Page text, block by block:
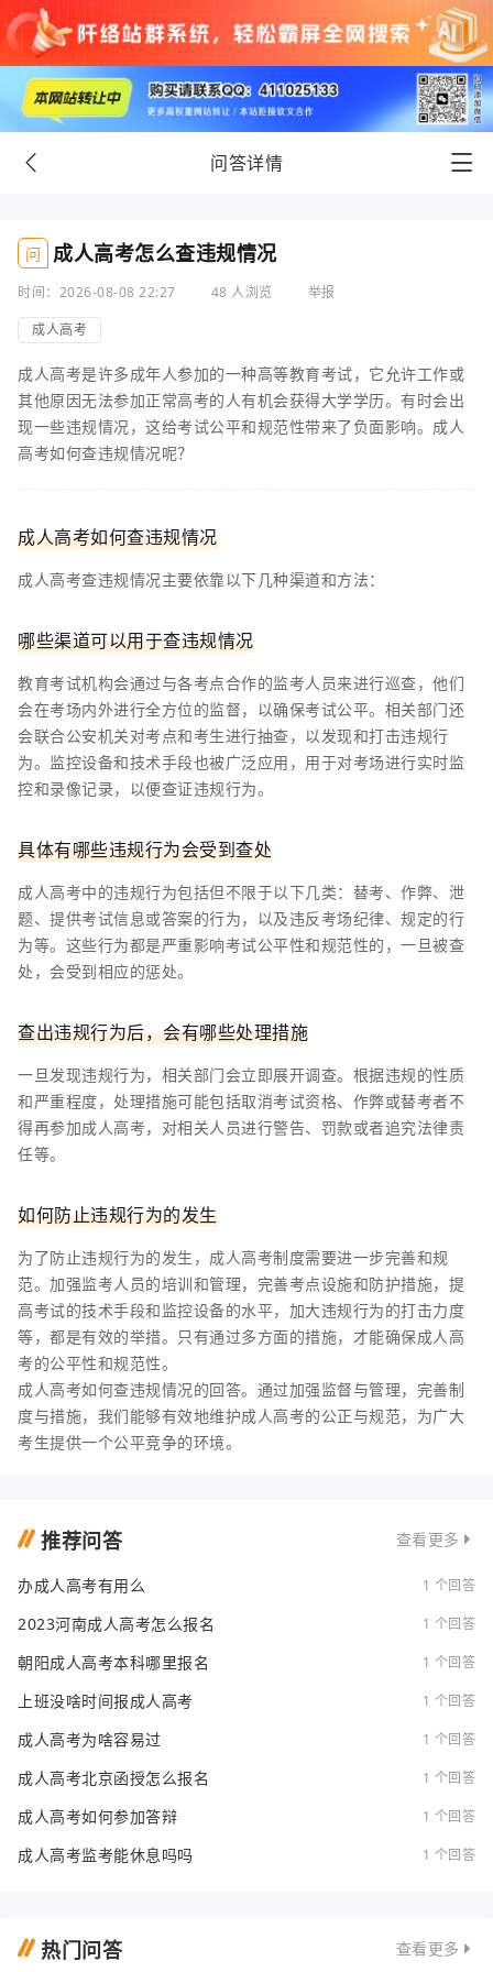
问答详情
问 成人高考怎么查违规情况
时间：2026-08-08 22:27 48 人浏览
举报
成人高考
成人高考是许多成年人参加的一种高等教育考试，它允许工作或
其他原因无法参加正常高考的人有机会获得大学学历。有时会出
现一些违规情况，这给考试公平和规范性带来了负面影响。成人
高考如何查违规情况呢？
成人高考如何查违规情况
成人高考查违规情况主要依靠以下几种渠道和方法：
哪些渠道可以用于查违规情况
教育考试机构会通过与各考点合作的监考人员来进行巡查，他们
会在考场内外进行全方位的监督，以确保考试公平。相关部门还
会联合公安机关对考点和考生进行抽查，以发现和打击违规行
为。监控设备和技术手段也被广泛应用，用于对考场进行实时监
控和录像记录，以便查证违规行为。
具体有哪些违规行为会受到查处
成人高考中的违规行为包括但不限于以下几类：替考、作弊、泄
题、提供考试信息或答案的行为，以及违反考场纪律、规定的行
为等。这些行为都是严重影响考试公平性和规范性的，一旦被查
处，会受到相应的惩处。
查出违规行为后，会有哪些处理措施
一旦发现违规行为，相关部门会立即展开调查。根据违规的性质
和严重程度，处理措施可能包括取消考试资格、作弊或替考者不
得再参加成人高考，对相关人员进行警告、罚款或者追究法律责
任等。
如何防止违规行为的发生
为了防止违规行为的发生，成人高考制度需要进一步完善和规
范。加强监考人员的培训和管理，完善考点设施和防护措施，提
高考试的技术手段和监控设备的水平，加大违规行为的打击力度
等，都是有效的举措。只有通过多方面的措施，才能确保成人高
考的公平性和规范性。
成人高考如何查违规情况的回答。通过加强监督与管理，完善制
度与措施，我们能够有效地维护成人高考的公正与规范，为广大
考生提供一个公平竞争的环境。
推荐问答 查看更多
办成人高考有用么 1 个回答
2023河南成人高考怎么报名 1 个回答
朝阳成人高考本科哪里报名 1 个回答
上班没啥时间报成人高考 1 个回答
成人高考为啥容易过 1 个回答
成人高考北京函授怎么报名 1 个回答
成人高考如何参加答辩 1 个回答
成人高考监考能休息吗吗 1 个回答
热门问答 查看更多